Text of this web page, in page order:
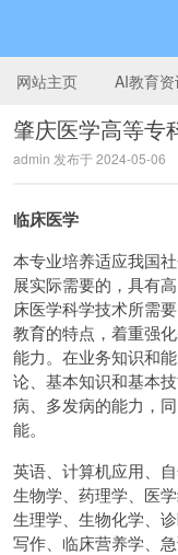
网站主页 AI教育
肇庆医学高等专
admin 发布于 2024-05-06
临床医学
本专业培养适应我国
展实际需要的，具有
床医学科学技术所需
教育的特点，着重强
能力。在业务知识和
论、基本知识和基本
病、多发病的能力，
能。
英语、计算机应用、
生物学、药理学、医
生理学、生物化学、
写作、临床营养学、